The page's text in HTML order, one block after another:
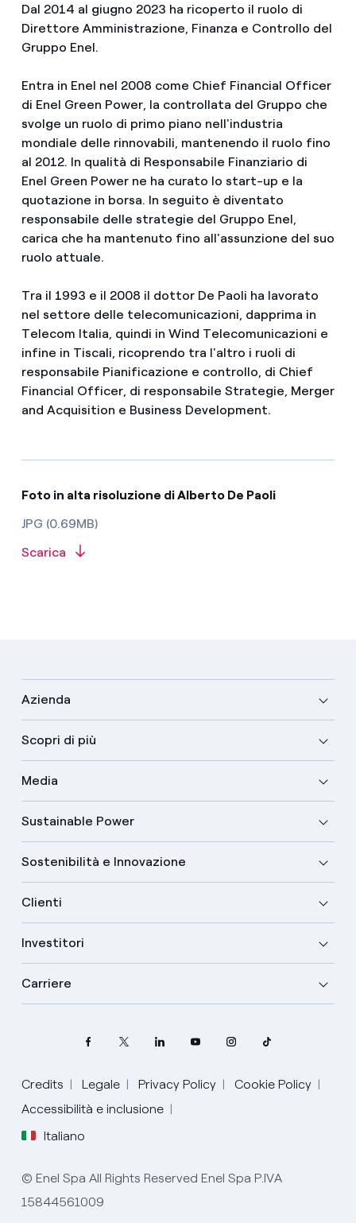
Dal 2014 al giugno 2023 ha ricoperto il ruolo di
Direttore Amministrazione, Finanza e Controllo del
Gruppo Enel.
Entra in Enel nel 2008 come Chief Financial Officer
di Enel Green Power, la controllata del Gruppo che
svolge un ruolo di primo piano nell'industria
mondiale delle rinnovabili, mantenendo il ruolo fino
al 2012. In qualità di Responsabile Finanziario di
Enel Green Power ne ha curato lo start-up e la
quotazione in borsa. In seguito è diventato
responsabile delle strategie del Gruppo Enel,
carica che ha mantenuto fino all'assunzione del suo
ruolo attuale.
Tra il 1993 e il 2008 il dottor De Paoli ha lavorato
nel settore delle telecomunicazioni, dapprima in
Telecom Italia, quindi in Wind Telecomunicazioni e
infine in Tiscali, ricoprendo tra l'altro i ruoli di
responsabile Pianificazione e controllo, di Chief
Financial Officer, di responsabile Strategie, Merger
and Acquisition e Business Development.
Foto in alta risoluzione di Alberto De Paoli
JPG (0.69MB)
Scarica
Azienda
Scopri di più
Media
Sustainable Power
Sostenibilità e Innovazione
Clienti
Investitori
Carriere
Credits Legale Privacy Policy
Cookie Policy
Accessibilità e inclusione
Italiano
Seleziona la tua lingua
Inglese
Spagnolo
© Enel Spa All Rights Reserved Enel Spa P.IVA
15844561009